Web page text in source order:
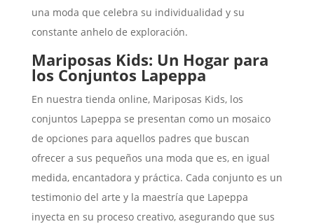
una moda que celebra su individualidad y su
constante anhelo de exploración.
Mariposas Kids: Un Hogar para
los Conjuntos Lapeppa
En nuestra tienda online, Mariposas Kids, los
conjuntos Lapeppa se presentan como un mosaico
de opciones para aquellos padres que buscan
ofrecer a sus pequeños una moda que es, en igual
medida, encantadora y práctica. Cada conjunto es un
testimonio del arte y la maestría que Lapeppa
inyecta en su proceso creativo, asegurando que sus